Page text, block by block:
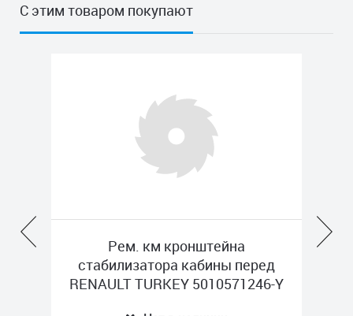
С этим товаром покупают
Рем. км кронштейна
стабилизатора кабины перед
RENAULT TURKEY 5010571246-Y